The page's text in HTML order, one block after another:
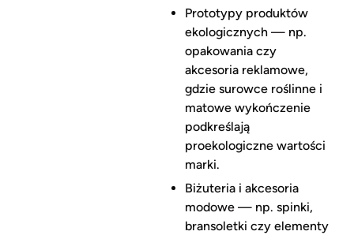
Prototypy produktów
ekologicznych — np.
opakowania czy
akcesoria reklamowe,
gdzie surowce roślinne i
matowe wykończenie
podkreślają
proekologiczne wartości
marki.
Biżuteria i akcesoria
modowe — np. spinki,
bransoletki czy elementy